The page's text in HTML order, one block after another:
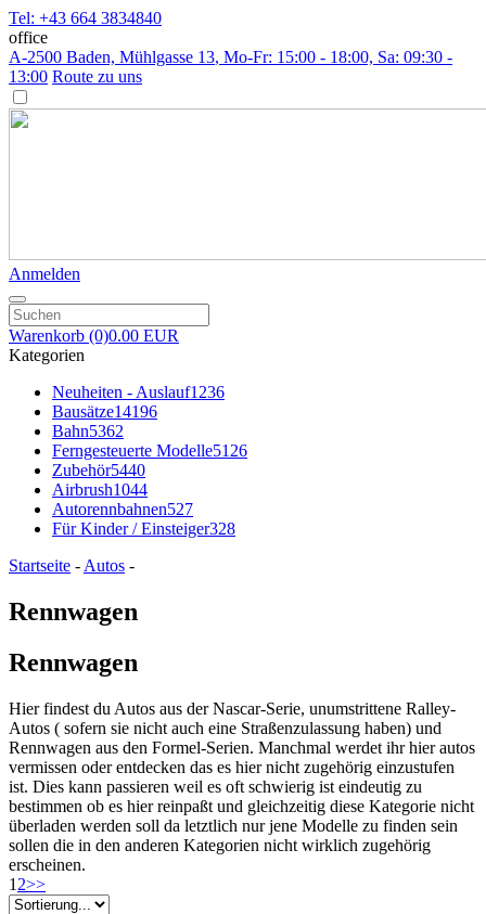
Tel: +43 664 3834840
office
A-2500 Baden, Mühlgasse 13, Mo-Fr: 15:00 - 18:00, Sa: 09:30 -
13:00 Route zu uns
Anmelden
Warenkorb (0)0.00 EUR
Kategorien
Neuheiten - Auslauf1236
Bausätze14196
Bahn5362
Ferngesteuerte Modelle5126
Zubehör5440
Airbrush1044
Autorennbahnen527
Für Kinder / Einsteiger328
Startseite - Autos -
Rennwagen
Rennwagen
Hier findest du Autos aus der Nascar-Serie, unumstrittene Ralley-
Autos ( sofern sie nicht auch eine Straßenzulassung haben) und
Rennwagen aus den Formel-Serien. Manchmal werdet ihr hier autos
vermissen oder entdecken das es hier nicht zugehörig einzustufen
ist. Dies kann passieren weil es oft schwierig ist eindeutig zu
bestimmen ob es hier reinpaßt und gleichzeitig diese Kategorie nicht
überladen werden soll da letztlich nur jene Modelle zu finden sein
sollen die in den anderen Kategorien nicht wirklich zugehörig
erscheinen.
1 2>>